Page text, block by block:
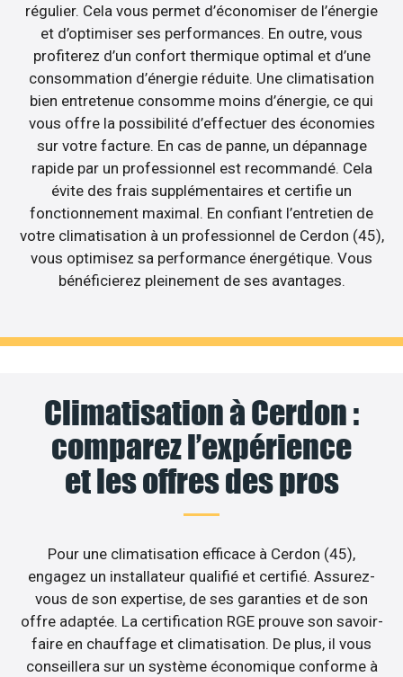
régulier. Cela vous permet d’économiser de l’énergie
et d’optimiser ses performances. En outre, vous
profiterez d’un confort thermique optimal et d’une
consommation d’énergie réduite. Une climatisation
bien entretenue consomme moins d’énergie, ce qui
vous offre la possibilité d’effectuer des économies
sur votre facture. En cas de panne, un dépannage
rapide par un professionnel est recommandé. Cela
évite des frais supplémentaires et certifie un
fonctionnement maximal. En confiant l’entretien de
votre climatisation à un professionnel de Cerdon (45),
vous optimisez sa performance énergétique. Vous
bénéficierez pleinement de ses avantages.
Climatisation à Cerdon :
comparez l’expérience
et les offres des pros
Pour une climatisation efficace à Cerdon (45),
engagez un installateur qualifié et certifié. Assurez-
vous de son expertise, de ses garanties et de son
offre adaptée. La certification RGE prouve son savoir-
faire en chauffage et climatisation. De plus, il vous
conseillera sur un système économique conforme à